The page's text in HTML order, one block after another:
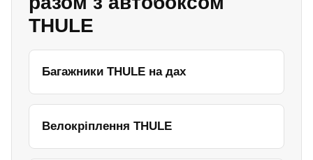
THULE
Багажники THULE на дах
Велокріплення THULE